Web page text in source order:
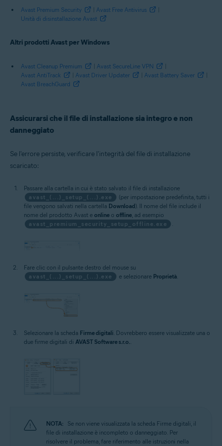
Avast Premium Security Avast Free Antivirus
Unità di disinstallazione Avast
Altri prodotti Avast per Windows
Avast Cleanup Premium Avast SecureLine VPN
Avast AntiTrack
Avast Driver Updater Avast Battery Saver
Avast BreachGuard
Assicurarsi che il file di installazione sia integro e non
danneggiato
Se l'errore persiste, verificare l'integrità del file di installazione
scaricato:
Passare alla cartella in cui è stato salvato il file di installazione
avast_(...)_setup_(...).exe
(per impostazione predefinita, tutti i
file vengono salvati nella cartella Download). Il nome del file include il
nome del prodotto Avast e online o offline, ad esempio
avast_premium_security_setup_offline.exe
.
Fare clic con il pulsante destro del mouse su
avast_(...)_setup_(...).exe
e selezionare Proprietà.
Selezionare la scheda Firme digitali . Dovrebbero essere visualizzate una o
due firme digitali di AVAST Software s.r.o.
NOTA:
Se non viene visualizzata la scheda Firme digitali, il
file di installazione è incompleto o danneggiato. Per
risolvere il problema, fare riferimento alle istruzioni nella